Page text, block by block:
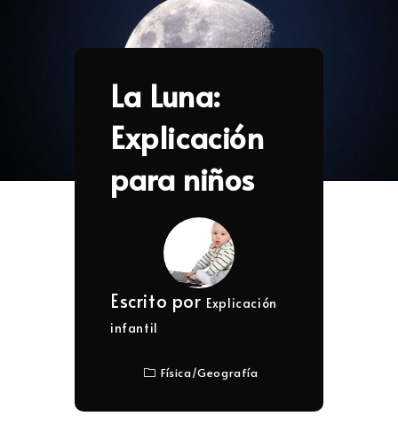
La Luna:
Explicación
para niños
Escrito por Explicación
infantil
Física/Geografía